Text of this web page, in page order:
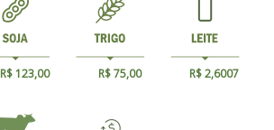
R$ 123,00 R$ 75,00 R$ 2,6007